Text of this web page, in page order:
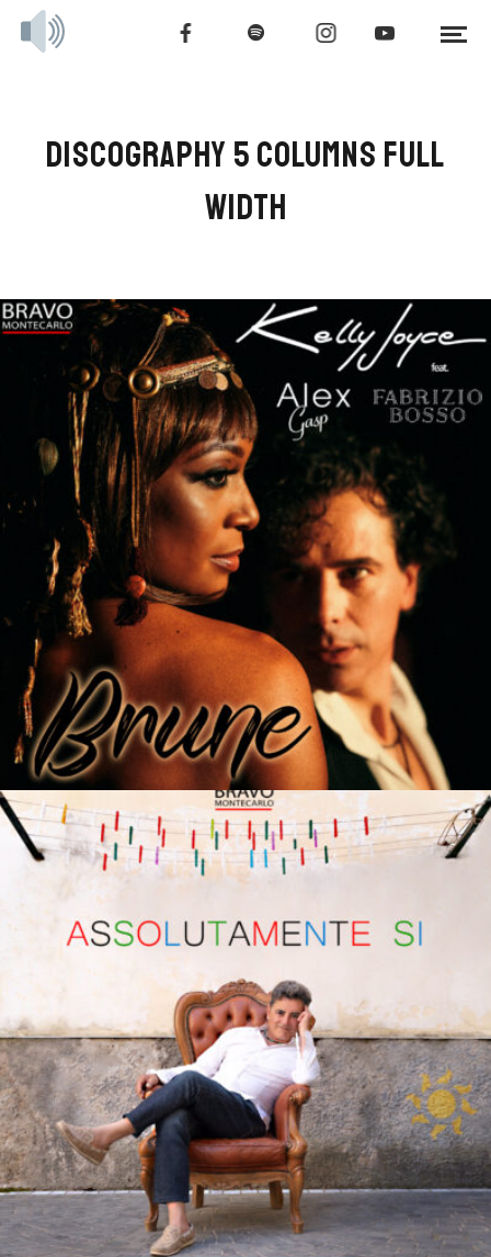
DISCOGRAPHY 5 COLUMNS FULL
WIDTH
BRUNE
ASSOLUTAMENTE SI